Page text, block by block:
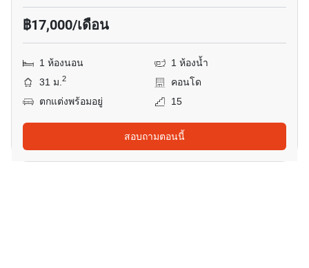
฿17,000/เดือน
1 ห้องนอน
1 ห้องน้ำ
31 ม.2
คอนโด
ตกแต่งพร้อมอยู่
15
สอบถามตอนนี้